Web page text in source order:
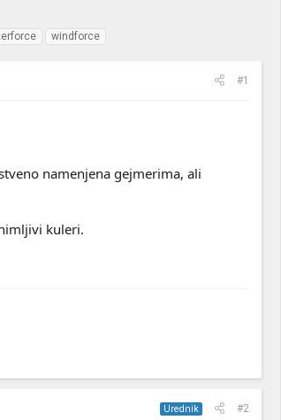
windforce
#1
namenjena gejmerima, ali
kuleri.
Urednik #2